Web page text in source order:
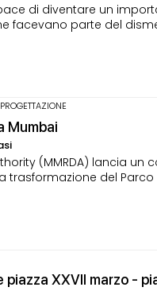
di diventare un
facevano parte del
Mumbai
(MMRDA) lancia un
del Parco
XXVII marzo -